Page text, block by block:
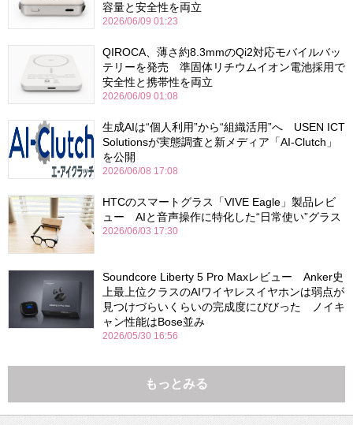
容量と安全性を両立
2026/06/09 01:23
QIROCA、薄さ約8.3mmのQi2対応モバイルバッ
テリーを発売 準固体リチウムイオン電池採用で
安全性と携帯性を両立
2026/06/09 01:08
生成AIは“個人利用”から“組織活用”へ USEN ICT
Solutionsが実態調査と新メディア「AI-Clutch」
を公開
2026/06/08 17:08
HTCのスマートグラス「VIVE Eagle」製品レビ
ュー AIと音声操作に特化した“日常使い”グラス
2026/06/03 17:30
Soundcore Liberty 5 Pro Maxレビュー Anker史
上最上位クラスのAIワイヤレスイヤホンは弱点が
見つけづらいくらいの完成度にびびった ノイキ
ャン性能はBose並み
2026/05/30 16:56
もっとみる